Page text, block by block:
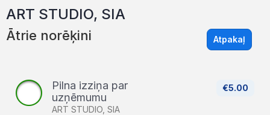
ART STUDIO, SIA
Ātrie norēķini Atpakaļ
€5.00
Pilna izziņa par
uzņēmumu
ART STUDIO, SIA